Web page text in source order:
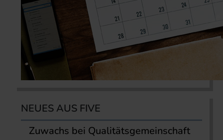
NEUES AUS FIVE
Zuwachs bei Qualitätsgemeinschaft